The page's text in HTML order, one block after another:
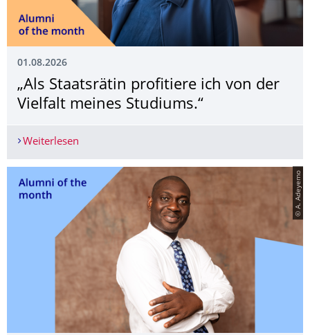
01.08.2026
„Als Staatsrätin profitiere ich von der
Vielfalt meines Studiums.“
Weiterlesen
© A. Adeyemo